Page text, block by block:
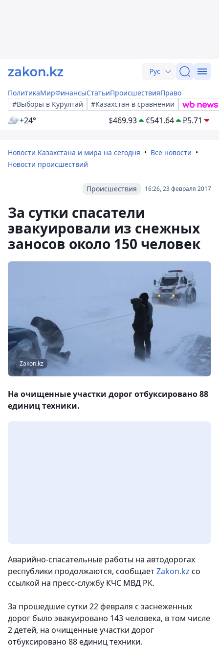
Рус
ПолитикаМирФинансыСтатьиПроисшествияПраво
#Выборы в Курултай
#Казахстан в сравнении
+24° $469.93 €541.64 ₽5.71
Новости Казахстана и мира на сегодня
Все новости
Новости происшествий
16:26, 23 февраля 2017
Происшествия
За сутки спасатели
эвакуировали из снежных
заносов около 150 человек
Zakon.kz
На очищенные участки дорог отбуксировано 88
единиц техники.
Аварийно-спасательные работы на автодорогах
республики продолжаются, сообщаетZakon.kz со
ссылкой на пресс-службу КЧС МВД РК.
За прошедшие сутки 22 февраля с заснеженных
дорог было эвакуировано 143 человека, в том числе
2 детей, на очищенные участки дорог
отбуксировано 88 единиц техники.